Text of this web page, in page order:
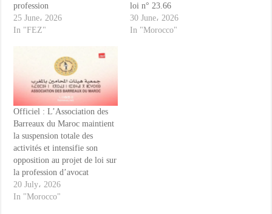
profession
25 June، 2026
In "FEZ"
loi n° 23.66
30 June، 2026
In "Morocco"
Officiel : L’Association des
Barreaux du Maroc maintient
la suspension totale des
activités et intensifie son
opposition au projet de loi sur
la profession d’avocat
20 July، 2026
In "Morocco"